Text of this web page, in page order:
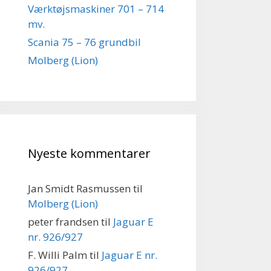
Værktøjsmaskiner 701 – 714
mv.
Scania 75 – 76 grundbil
Molberg (Lion)
Nyeste kommentarer
Jan Smidt Rasmussen til
Molberg (Lion)
peter frandsen til Jaguar E
nr. 926/927
F. Willi Palm til Jaguar E nr.